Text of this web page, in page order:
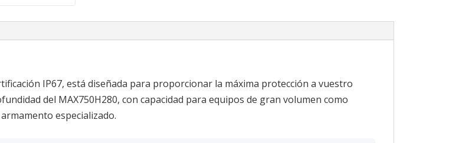
IP67, está diseñada para proporcionar la máxima protección a vuestro
del MAX750H280, con capacidad para equipos de gran volumen como
especializado.